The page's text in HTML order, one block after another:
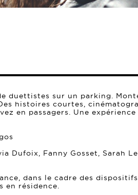
duettistes sur un parking.
histoires courtes,
en passagers. Une
Dufoix, Fanny Gosset, Sarah
dans le cadre des
en résidence.